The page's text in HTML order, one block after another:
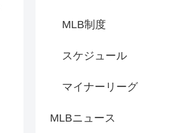
MLB制度
スケジュール
マイナーリーグ
MLBニュース